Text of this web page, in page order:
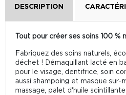
DESCRIPTION
Tout pour créer ses soins 100 %
Fabriquez des soins naturels,
déchet ! Démaquillant lacté en
pour le visage, dentifrice, soin
aussi shampoing et masque sur-
massage, palet d'huile